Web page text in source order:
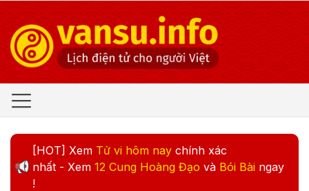
[HOT] Xem Tử vi hôm nay chính xác
nhất - Xem 12 Cung Hoàng Đạo và Bói Bài ngay
!